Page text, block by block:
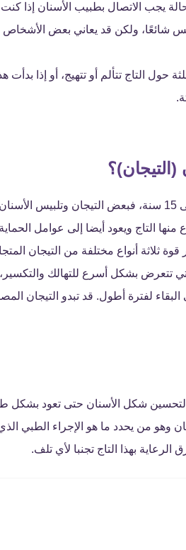
يجب الاتصال بطبيب الأسنان إذا
شائعًا، ولكن قد يعاني بعض
حول التاج تتألم أو تتهيج، أو إذا
يمكن أن يتراوح عمر التاج من 5 إلى 15 سنة، فبعض
منها التاج ويعود أيضا إلى عوامل
بها في2016 تم اختبار قوة ثلاثة أنواع مختلفة من
تتعرض بشكل أسرع للتهالك
البقاء لفترة أطول. قد تبدو التيجان
لتحسين شكل الأسنان حتى تعود بشكل
وهو من يحدد ما هو الإجراء الطبي
بهذا التاج تجنبا لأي تلف.